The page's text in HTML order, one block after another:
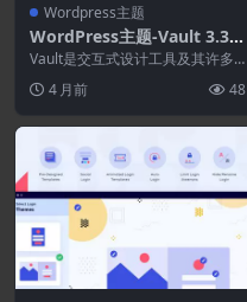
Wordpress主题
WordPress主题-Vault 3.3.2
-多用途Elementor WordPr
ess主题
Vault是交互式设计工具及其许多
中的全功能网站所...
4 月前 48